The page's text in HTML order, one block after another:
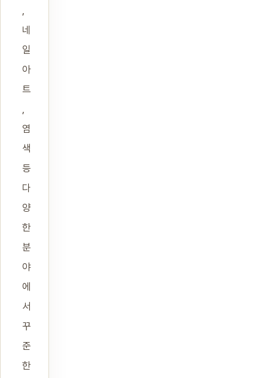
네
일
아
트
염
색
등
다
양
한
분
야
에
서
꾸
준
한